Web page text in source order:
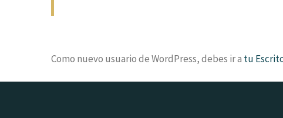
Como nuevo usuario de WordPress, debes ir a tu